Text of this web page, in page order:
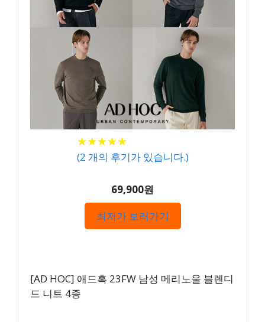
★★★★★
★★★★★
(2 개의 후기가 있습니다.)
69,900원
최저가 보러가기
[AD HOC] 애드혹 23FW 남성 메리노울 블렌디
드 니트 4종